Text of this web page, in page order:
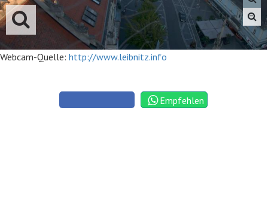
Webcam-Quelle: http://www.leibnitz.info
Empfehlen